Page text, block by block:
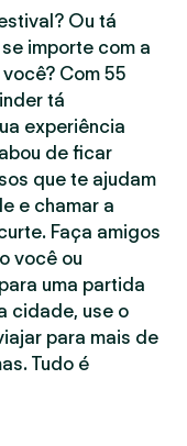
Ou tá
importe com a
Com 55
tá
experiência
de ficar
que te ajudam
e chamar a
Faça amigos
você ou
uma partida
cidade, use o
para mais de
Tudo é